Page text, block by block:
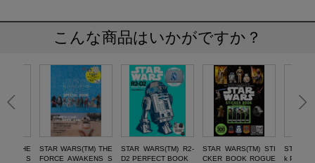
こんな商品はいかがですか？
THE
S
STAR WARS(TM) THE
FORCE AWAKENS S
STAR WARS(TM) R2-
D2 PERFECT BOOK
STAR WARS(TM) STI
CKER BOOK ROGUE
STAR
k